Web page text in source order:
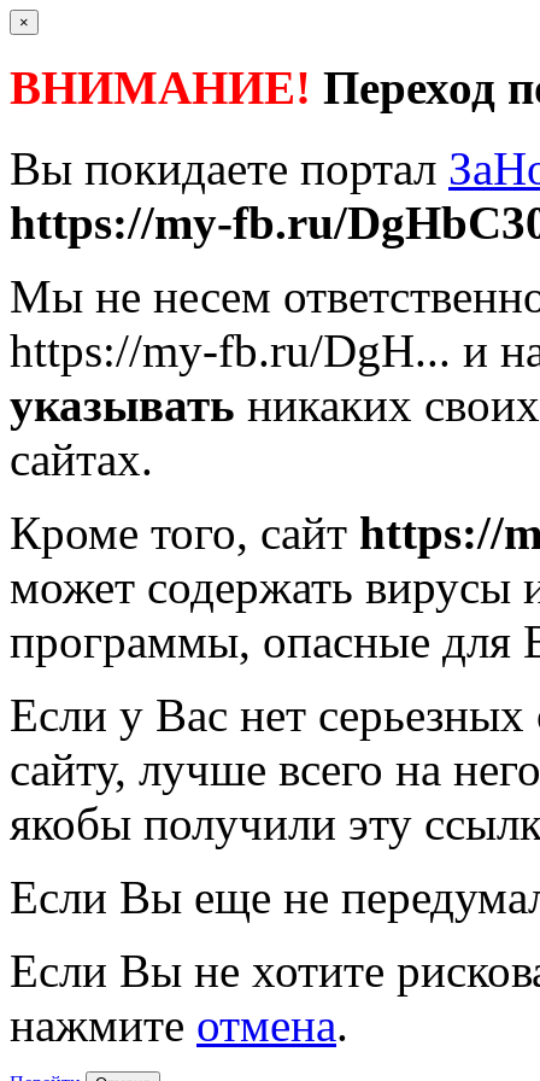
×
ВНИМАНИЕ! Переход
Вы покидаете портал
https://my-fb.ru/
Мы не несем
https://my-fb.ru/DgH... и
указывать никаких
сайтах.
Кроме того, сайт https://
может содержать вирусы
программы, опасные для
Если у Вас нет
сайту, лучше всего на
якобы получили эту
Если Вы еще не
Если Вы не хотите
нажмите отмена.